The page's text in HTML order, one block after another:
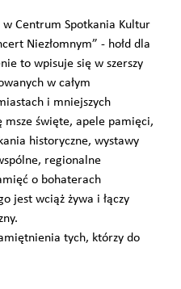
Centrum Spotkania Kultur
Niezłomnym” - hołd dla
to wpisuje się w szerszy
w całym
i mniejszych
msze święte, apele pamięci,
historyczne, wystawy
regionalne
o bohaterach
jest wciąż żywa i łączy
tych, którzy do